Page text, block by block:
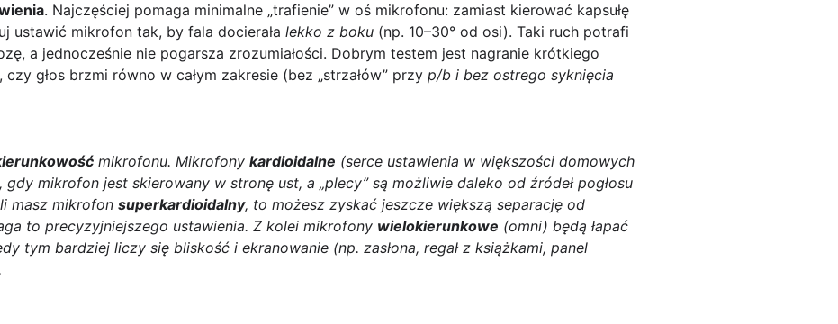
. Najczęściej pomaga minimalne „trafienie” w oś mikrofonu: zamiast kierować kapsułę
ustawić mikrofon tak, by fala docierała lekko z boku (np. 10–30° od osi). Taki ruch potrafi
a jednocześnie nie pogarsza zrozumiałości. Dobrym testem jest nagranie krótkiego
głos brzmi równo w całym zakresie (bez „strzałów” przy p/b i bez ostrego syknięcia
mikrofonu. Mikrofony kardioidalne (serce ustawienia w większości domowych
gdy mikrofon jest skierowany w stronę ust, a „plecy” są możliwie daleko od źródeł pogłosu
masz mikrofon superkardioidalny, to możesz zyskać jeszcze większą separację od
to precyzyjniejszego ustawienia. Z kolei mikrofony wielokierunkowe (omni) będą łapać
tym bardziej liczy się bliskość i ekranowanie (np. zasłona, regał z książkami, panel